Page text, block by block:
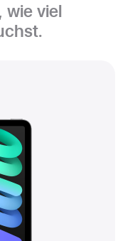
wie viel